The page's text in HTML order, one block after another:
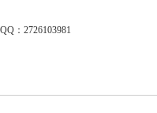
QQ：2726103981